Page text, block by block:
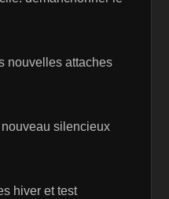
nouvelles attaches
silencieux
hiver et test